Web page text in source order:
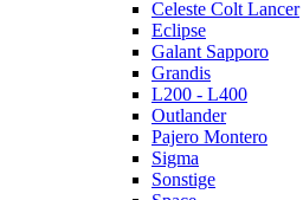
Celeste Colt Lancer
Eclipse
Galant Sapporo
Grandis
L200 - L400
Outlander
Pajero Montero
Sigma
Sonstige